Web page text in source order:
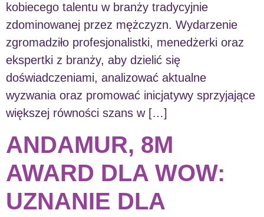
kobiecego talentu w branży tradycyjnie
zdominowanej przez mężczyzn. Wydarzenie
zgromadziło profesjonalistki, menedżerki oraz
ekspertki z branży, aby dzielić się
doświadczeniami, analizować aktualne
wyzwania oraz promować inicjatywy sprzyjające
większej równości szans w […]
ANDAMUR, 8M
AWARD DLA WOW:
UZNANIE DLA